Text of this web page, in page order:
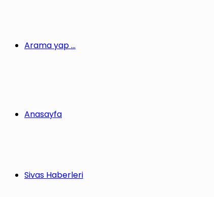
Arama yap ...
Anasayfa
Sivas Haberleri